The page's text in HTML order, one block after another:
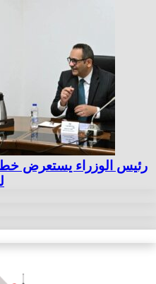
رئيس الوزراء يستعرض خطة